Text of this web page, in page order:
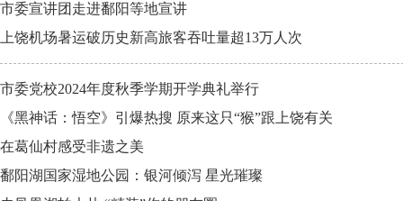
市委宣讲团走进鄱阳等地宣讲
上饶机场暑运破历史新高旅客吞吐量超13万人次
市委党校2024年度秋季学期开学典礼举行
《黑神话：悟空》引爆热搜 原来这只“猴”跟上饶有关
在葛仙村感受非遗之美
鄱阳湖国家湿地公园：银河倾泻 星光璀璨